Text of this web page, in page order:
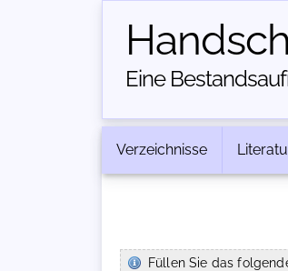
Eine
Verzeichnisse
Füllen Sie das